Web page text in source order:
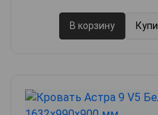
В корзину